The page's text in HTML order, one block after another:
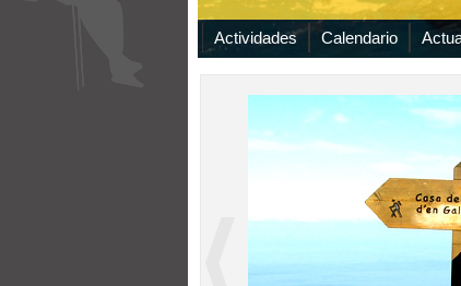
Actividades Calendario